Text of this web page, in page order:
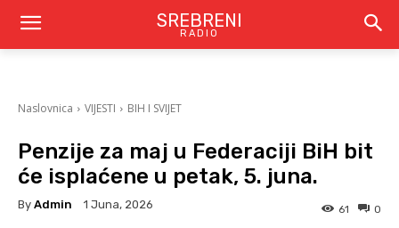
SREBRENI
RADIO
Naslovnica VIJESTI BIH I SVIJET
Penzije za maj u Federaciji BiH bit
će isplaćene u petak, 5. juna.
By Admin 1 Juna, 2026 0
61